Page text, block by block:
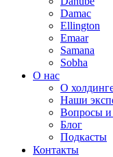
Damac
Ellington
Emaar
Samana
Sobha
О нас
О
Наши
Вопросы и
Блог
Подкасты
Контакты